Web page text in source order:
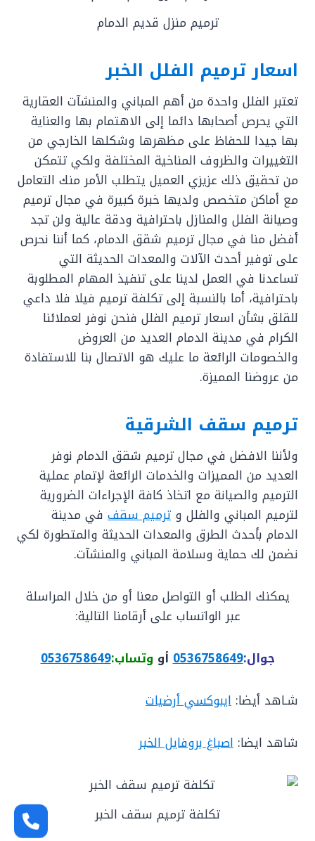
ترميم منزل قديم الدمام
اسعار ترميم الفلل الخبر
تعتبر الفلل واحدة من أهم المباني والمنشآت العقارية
التي يحرص أصحابها دائما إلى الاهتمام بها والعناية
بها جيدا للحفاظ على مظهرها وشكلها الخارجي من
التغييرات والظروف المناخية المختلفة ولكي تتمكن
من تحقيق ذلك عزيزي العميل يتطلب الأمر منك التعامل
مع أماكن متخصص ولديها خبرة كبيرة في مجال ترميم
وصيانة الفلل والمنازل باحترافية ودقة عالية ولن تجد
أفضل منا في مجال ترميم شقق الدمام، كما أننا نحرص
على توفير أحدث الآلات والمعدات الحديثة التي
تساعدنا في العمل لدينا على تنفيذ المهام المطلوبة
باحترافية، أما بالنسبة إلى تكلفة ترميم فيلا فلا داعي
للقلق بشأن اسعار ترميم الفلل فنحن نوفر لعملائنا
الكرام في مدينة الدمام العديد من العروض
والخصومات الرائعة ما عليك هو الاتصال بنا للاستفادة
من عروضنا المميزة.
ترميم سقف الشرقية
ولأننا الافضل في مجال ترميم شقق الدمام نوفر
العديد من المميزات والخدمات الرائعة لإتمام عملية
الترميم والصيانة مع اتخاذ كافة الإجراءات الضرورية
لترميم المباني والفلل و ترميم سقف في مدينة
الدمام بأحدث الطرق والمعدات الحديثة والمتطورة لكي
نضمن لك حماية وسلامة المباني والمنشآت.
يمكنك الطلب أو التواصل معنا أو من خلال المراسلة
عبر الواتساب على أرقامنا التالية:
جوال:0536758649أو وتساب:0536758649
شـاهد أيضا: ايبوكسي أرضيات
شاهد ايضا: اصباغ بروفايل الخبر
تكلفة ترميم سقف الخبر